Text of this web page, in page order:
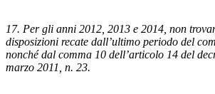
17. Per gli anni 2012, 2013 e 2014, non
disposizioni recate dall’ultimo periodo del
nonché dal comma 10 dell’articolo 14 del
marzo 2011, n. 23.